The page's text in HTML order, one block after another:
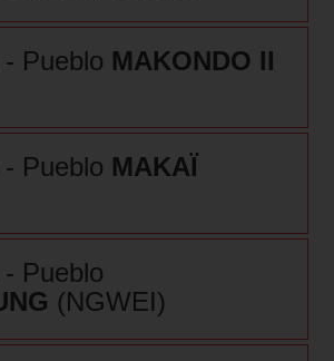
Pueblo MAKONDO II
Pueblo MAKAÏ
Pueblo
(NGWEI)